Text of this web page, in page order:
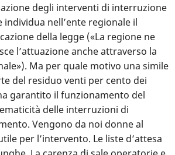
degli interventi di interruzione
individua nell’ente regionale il
della legge («La regione ne
l’attuazione anche attraverso la
Ma per quale motivo una simile
del residuo venti per cento dei
garantito il funzionamento del
delle interruzioni di
Vengono da noi donne al
per l’intervento. Le liste d’attesa